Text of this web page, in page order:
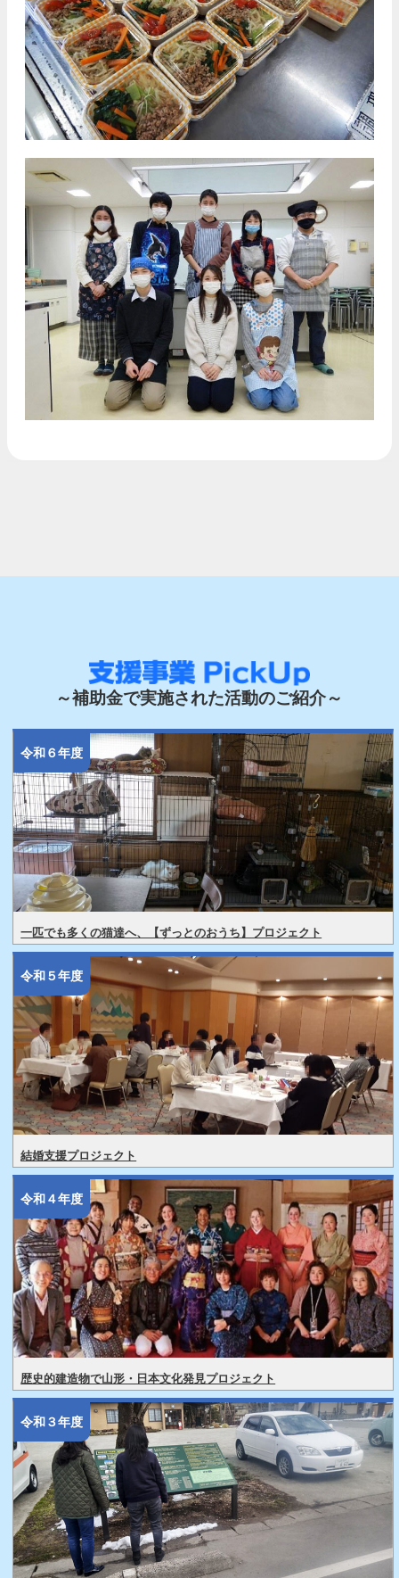
～補助金で実施された活動のご紹介～
令和６年度
一匹でも多くの猫達へ、【ずっとのおうち】プロジェクト
令和５年度
結婚支援プロジェクト
令和４年度
歴史的建造物で山形・日本文化発見プロジェクト
令和３年度